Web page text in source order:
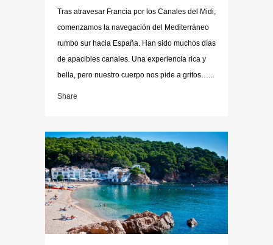
Tras atravesar Francia por los Canales del Midi,
comenzamos la navegación del Mediterráneo
rumbo sur hacia España. Han sido muchos días
de apacibles canales. Una experiencia rica y
bella, pero nuestro cuerpo nos pide a gritos…...
Share